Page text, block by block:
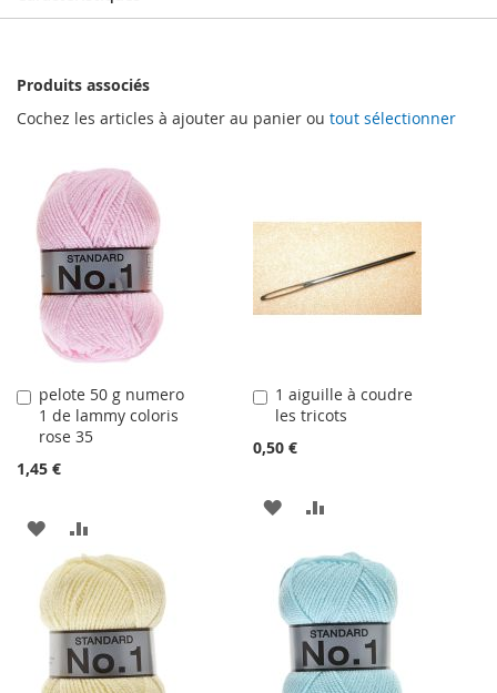
Produits associés
Cochez les articles à ajouter au panier ou tout sélectionner
pelote 50 g numero
1 de lammy coloris
rose 35
1,45 €
Ajouter
au
panier
AJOUTER
À
LA
LISTE
D'ACHATS
AU
COMPARATEUR
1 aiguille à coudre
les tricots
0,50 €
Ajouter
au
panier
AJOUTER
LA
LISTE
D'ACHATS
COMPARATEUR